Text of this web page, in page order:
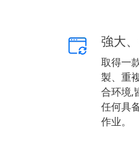
強大
取得一
製、重
合环境,
任何具
作业。